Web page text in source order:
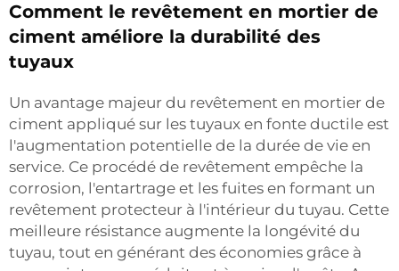
Comment le revêtement en mortier de
ciment améliore la durabilité des
tuyaux
Un avantage majeur du revêtement en mortier de
ciment appliqué sur les tuyaux en fonte ductile est
l'augmentation potentielle de la durée de vie en
service. Ce procédé de revêtement empêche la
corrosion, l'entartrage et les fuites en formant un
revêtement protecteur à l'intérieur du tuyau. Cette
meilleure résistance augmente la longévité du
tuyau, tout en générant des économies grâce à